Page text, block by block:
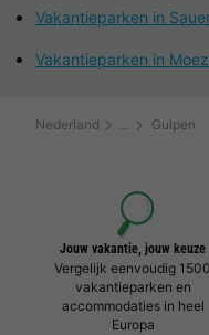
Vakantieparken in
Vakantieparken in
Nederland Gulpen
Jouw vakantie, jouw keuze
Vergelijk eenvoudig 1500
vakantieparken en
accommodaties in heel
Europa